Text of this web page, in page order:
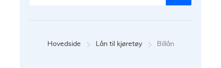
Hovedside Lån til kjøretøy Billån